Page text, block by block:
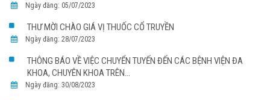
Ngày đăng: 05/07/2023
THƯ MỜI CHÀO GIÁ VỊ THUỐC CỔ TRUYỀN
Ngày đăng: 28/07/2023
THÔNG BÁO VỀ VIỆC CHUYỂN TUYẾN ĐẾN CÁC BỆNH VIỆN ĐA
KHOA, CHUYÊN KHOA TRÊN...
Ngày đăng: 30/08/2023